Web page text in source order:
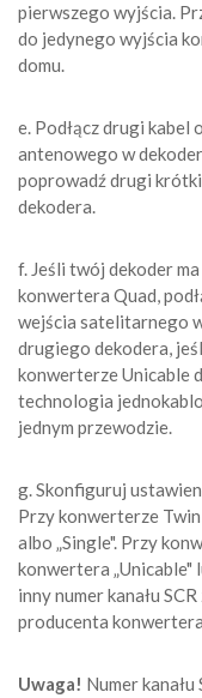
pierwszego wyjścia.
do jedynego wyjścia
domu.
e. Podłącz drugi kabel
antenowego w
poprowadź drugi
dekodera.
f. Jeśli twój dekoder
konwertera Quad,
wejścia satelitarnego
drugiego dekodera,
konwerterze Unicable
technologia
jednym przewodzie.
g. Skonfiguruj
Przy konwerterze
albo „Single". Przy
konwertera „Unicable"
inny numer kanału
producenta
Uwaga! Numer